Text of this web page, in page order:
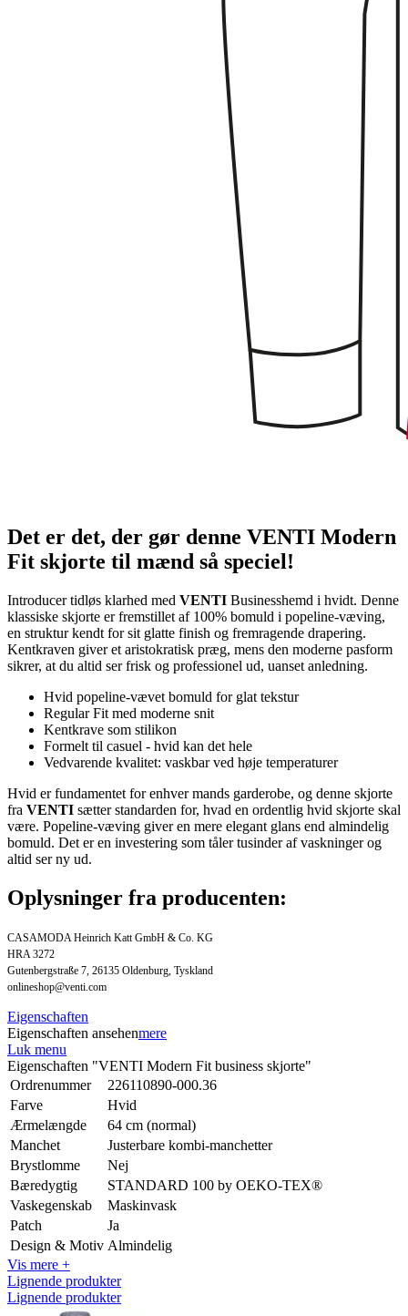
Det er det, der gør denne VENTI Modern
Fit skjorte til mænd så speciel!
Introducer tidløs klarhed med VENTI Businesshemd i hvidt. Denne
klassiske skjorte er fremstillet af 100% bomuld i popeline-væving,
en struktur kendt for sit glatte finish og fremragende drapering.
Kentkraven giver et aristokratisk præg, mens den moderne pasform
sikrer, at du altid ser frisk og professionel ud, uanset anledning.
Hvid popeline-vævet bomuld for glat tekstur
Regular Fit med moderne snit
Kentkrave som stilikon
Formelt til casuel - hvid kan det hele
Vedvarende kvalitet: vaskbar ved høje temperaturer
Hvid er fundamentet for enhver mands garderobe, og denne skjorte
fra VENTI sætter standarden for, hvad en ordentlig hvid skjorte skal
være. Popeline-væving giver en mere elegant glans end almindelig
bomuld. Det er en investering som tåler tusinder af vaskninger og
altid ser ny ud.
Oplysninger fra producenten:
CASAMODA Heinrich Katt GmbH & Co. KG
HRA 3272
Gutenbergstraße 7, 26135 Oldenburg, Tyskland
onlineshop@venti.com
Eigenschaften
Eigenschaften ansehenmere
Luk menu
Eigenschaften "VENTI Modern Fit business skjorte"
Ordrenummer
226110890-000.36
Farve
Hvid
Ærmelængde
64 cm (normal)
Manchet
Justerbare kombi-manchetter
Brystlomme
Nej
Bæredygtig
STANDARD 100 by OEKO-TEX®
Vaskegenskab
Maskinvask
Patch
Ja
Design & Motiv Almindelig
Vis mere +
Lignende produkter
Lignende produkter